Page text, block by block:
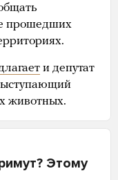
прошедших
и депутат
животных.
Этому